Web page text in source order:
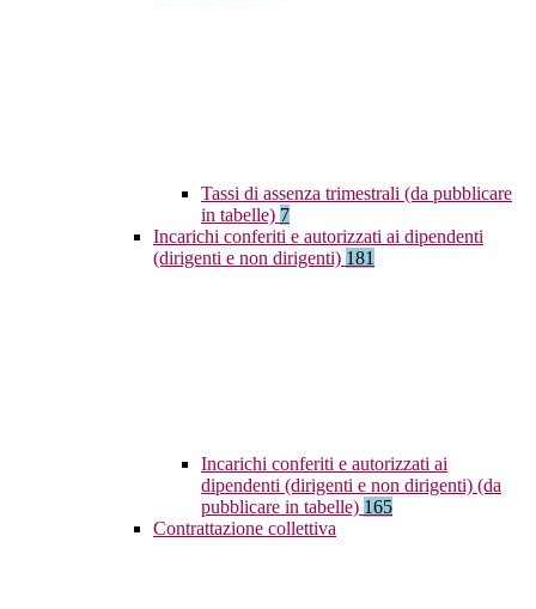
Tassi di assenza trimestrali (da pubblicare
in tabelle) 7
Incarichi conferiti e autorizzati ai dipendenti
(dirigenti e non dirigenti) 181
Incarichi conferiti e autorizzati ai
dipendenti (dirigenti e non dirigenti) (da
pubblicare in tabelle) 165
Contrattazione collettiva